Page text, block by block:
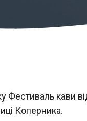
Фестиваль кави
Коперника.